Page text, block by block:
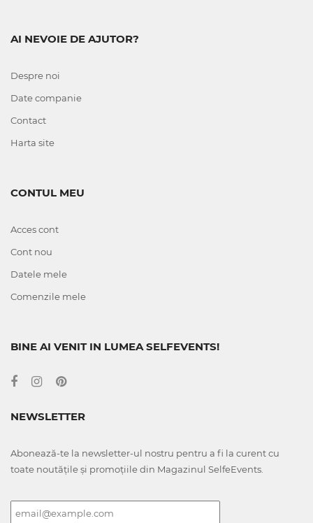
AI NEVOIE DE AJUTOR?
Despre noi
Date companie
Contact
Harta site
CONTUL MEU
Acces cont
Cont nou
Datele mele
Comenzile mele
BINE AI VENIT IN LUMEA SELFEVENTS!
NEWSLETTER
Abonează-te la newsletter-ul nostru pentru a fi la curent cu
toate noutățile și promoțiile din Magazinul SelfeEvents.